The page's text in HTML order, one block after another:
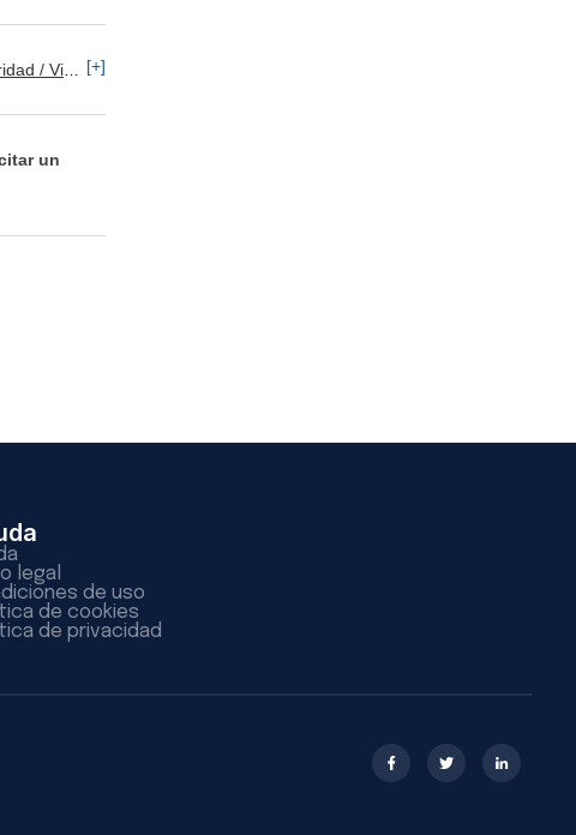
/ Protección [+]
un
legal
de uso
de cookies
de privacidad